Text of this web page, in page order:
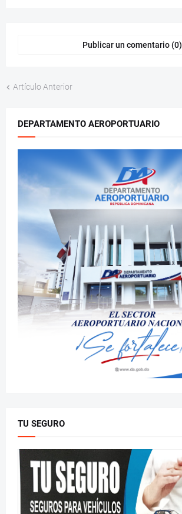
Publicar un comentario (0)
Artículo Anterior
DEPARTAMENTO AEROPORTUARIO
TU SEGURO